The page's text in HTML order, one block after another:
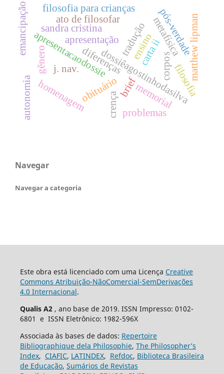
apresentação
dossiêagostinhodasilva
apresentacaodossie tradução
brief
j. nav.
carta ii
sandra cristina
obituário
homenagem memorial
diferenças corposfilosofia
metafísicamatthew lipman
ato de filosofar
filosofia para crianças pós-verdade
crença
gênero
autonomia
emancipação ensino
problemas
Navegar
Navegar a categoria
Este obra está licenciado com uma Licença Creative
Commons Atribuição-NãoComercial-SemDerivações
4.0 Internacional.
Qualis A2 , ano base de 2019. ISSN Impresso: 0102-
6801 e ISSN Eletrônico: 1982-596X
Associada às bases de dados: Repertoire
Bibliographique dela Philosophie, The Philosopher’s
Index, CIAFIC, LATINDEX, Refdoc, Biblioteca Brasileira
de Educação, Sumários de Revistas